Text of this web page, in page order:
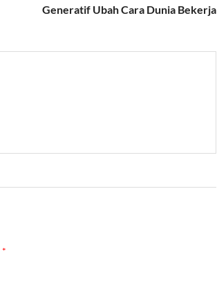
Generatif Ubah Cara Dunia Bekerja
*